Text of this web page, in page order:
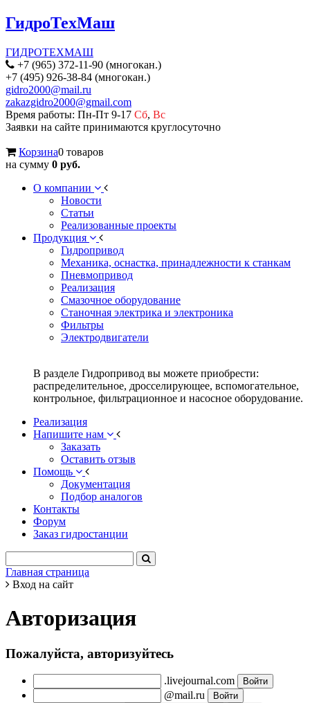
ГидроТехМаш
ГИДРОТЕХМАШ
+7 (965) 372-11-90 (многокан.)
+7 (495) 926-38-84 (многокан.)
gidro2000@mail.ru
zakazgidro2000@gmail.com
Время работы: Пн-Пт 9-17 Сб, Вс
Заявки на сайте принимаются круглосуточно
Корзина0 товаров
на сумму 0 руб.
О компании
Новости
Статьи
Реализованные проекты
Продукция
Гидропривод
Механика, оснастка, принадлежности к станкам
Пневмопривод
Реализация
Смазочное оборудование
Станочная электрика и электроника
Фильтры
Электродвигатели
В разделе Гидропривод вы можете приобрести:
распределительное, дросселирующее, вспомогательное,
контрольное, фильтрационное и насосное оборудование.
Реализация
Напишите нам
Заказать
Оставить отзыв
Помощь
Документация
Подбор аналогов
Контакты
Форум
Заказ гидростанции
Главная страница
Вход на сайт
Авторизация
Пожалуйста, авторизуйтесь
.livejournal.com
@mail.ru